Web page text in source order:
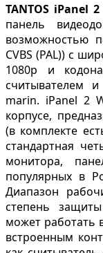
TANTOS iPanel 2
панель
возможностью
CVBS (PAL)) с
1080p и
считывателем
marin. iPanel 2
корпусе,
(в комплекте
стандартная
монитора,
популярных в
Диапазон
степень
может работать
встроенным